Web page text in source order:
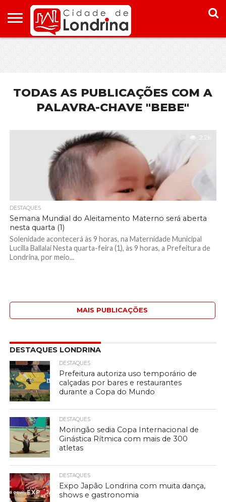
HOME
CONHEÇA
LONDRINA
PONTOS
TURÍSTICOS
ONDE
FICAR EM
LONDRINA
ONDE
COMER
EM
LONDRINA
TODAS AS PUBLICAÇÕES COM A
PALAVRA-CHAVE "BEBE"
2.2K
DESTAQUES
Semana Mundial do Aleitamento Materno será aberta
nesta quarta (1)
Solenidade acontecerá às 9 horas, na Maternidade Municipal
Lucilla Ballalai Nesta quarta-feira (1), às 9 horas, a Prefeitura de
Londrina, por meio...
MAIS PUBLICAÇÕES
DESTAQUES LONDRINA
DESTAQUES
Prefeitura autoriza uso temporário de
calçadas por bares e restaurantes
durante a Copa do Mundo
DESTAQUES
Moringão sedia Copa Internacional de
Ginástica Rítmica com mais de 300
atletas
DESTAQUES
Expo Japão Londrina com muita dança,
shows e gastronomia